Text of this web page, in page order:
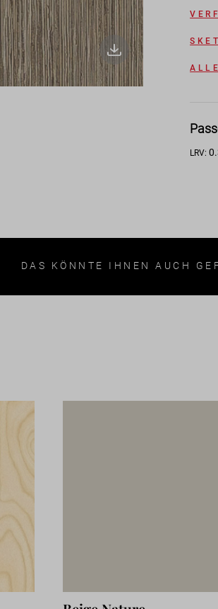
LRV:
DAS KÖNNTE IHNEN AUCH